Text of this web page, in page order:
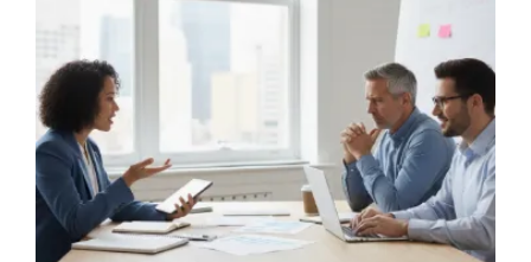
ein.
nur einmal pro
Kunde
einsetzbar und
nicht
kombinierbar mit
anderen
Rabatten oder